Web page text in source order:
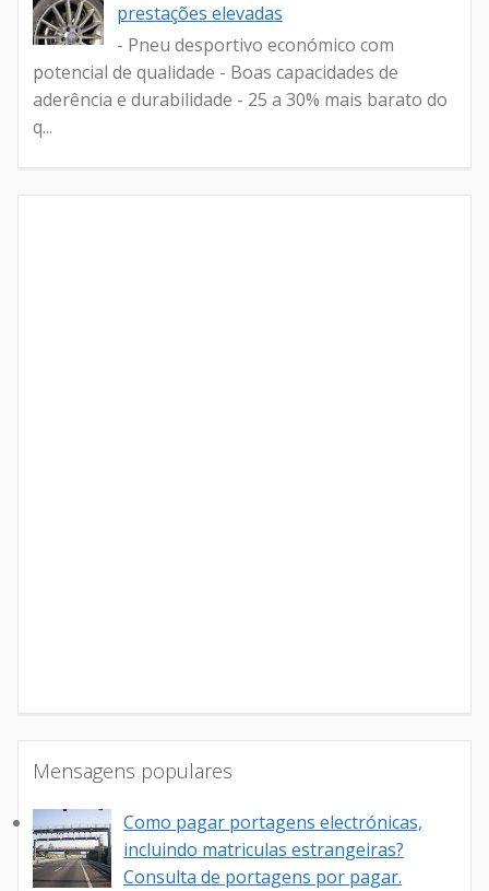
prestações elevadas
- Pneu desportivo económico com
potencial de qualidade - Boas capacidades de
aderência e durabilidade - 25 a 30% mais barato do
q...
Mensagens populares
Como pagar portagens electrónicas,
incluindo matriculas estrangeiras?
Consulta de portagens por pagar.